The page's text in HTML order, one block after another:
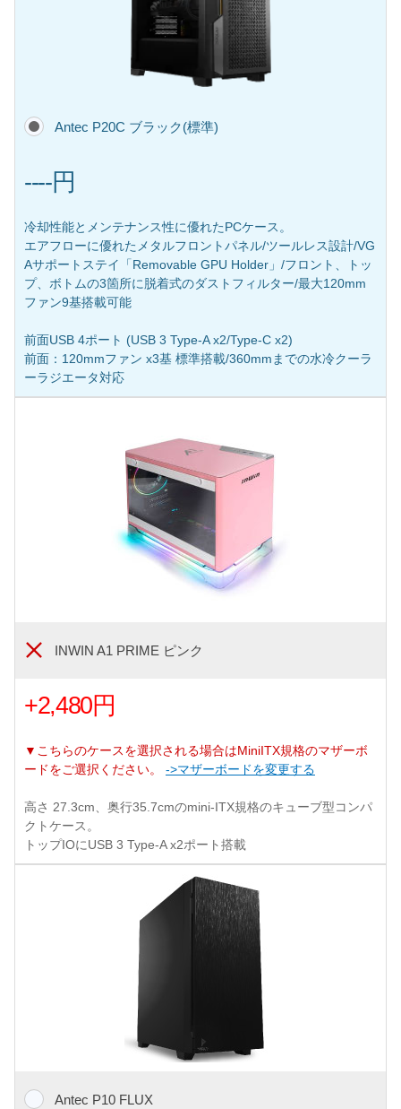
Antec P20C ブラック(標準)
----円
冷却性能とメンテナンス性に優れたPCケース。
エアフローに優れたメタルフロントパネル/ツールレス設計/VG
Aサポートステイ「Removable GPU Holder」/フロント、トッ
プ、ボトムの3箇所に脱着式のダストフィルター/最大120mm
ファン9基搭載可能
前面USB 4ポート (USB 3 Type-A x2/Type-C x2)
前面：120mmファン x3基 標準搭載/360mmまでの水冷クーラ
ーラジエータ対応
INWIN A1 PRIME ピンク
+2,480円
▼こちらのケースを選択される場合はMiniITX規格のマザーボ
ードをご選択ください。 ->マザーボードを変更する
高さ 27.3cm、奥行35.7cmのmini-ITX規格のキューブ型コンパ
クトケース。
トップIOにUSB 3 Type-A x2ポート搭載
Antec P10 FLUX